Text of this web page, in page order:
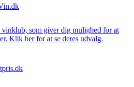
som giver dig mulighed for at
Klik her for at se deres udvalg.